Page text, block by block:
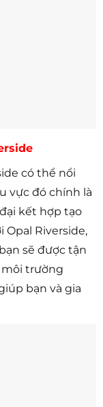
có thể nổi
vực đó chính là
kết hợp tạo
Opal Riverside,
sẽ được tận
môi trường
bạn và gia